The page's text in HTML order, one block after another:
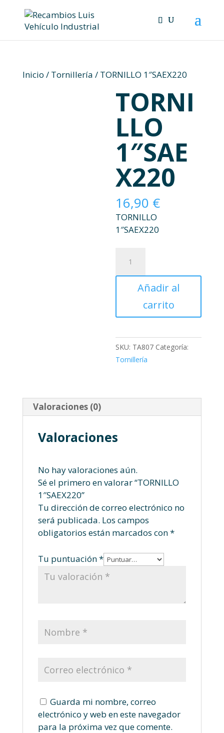
content
Inicio / Tornillería / TORNILLO 1″SAEX220
TORNI
LLO
1″SAE
X220
16,90 €
TORNILLO
1″SAEX220
1"SAEX220
cantidad
Añadir al
carrito
SKU: TA807 Categoría:
Tornillería
Valoraciones (0)
Valoraciones
No hay valoraciones aún.
Sé el primero en valorar “TORNILLO
1″SAEX220”
Tu dirección de correo electrónico no
será publicada. Los campos
obligatorios están marcados con*
Tu puntuación*
Guarda mi nombre, correo
electrónico y web en este navegador
para la próxima vez que comente.